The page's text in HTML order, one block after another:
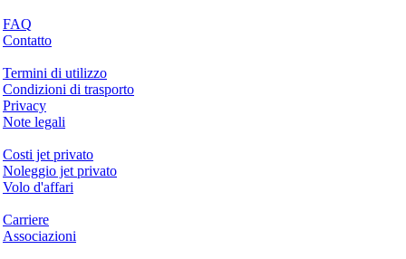
FAQ
Contatto
Termini di utilizzo
Condizioni di trasporto
Privacy
Note legali
Costi jet privato
Noleggio jet privato
Volo d'affari
Carriere
Associazioni